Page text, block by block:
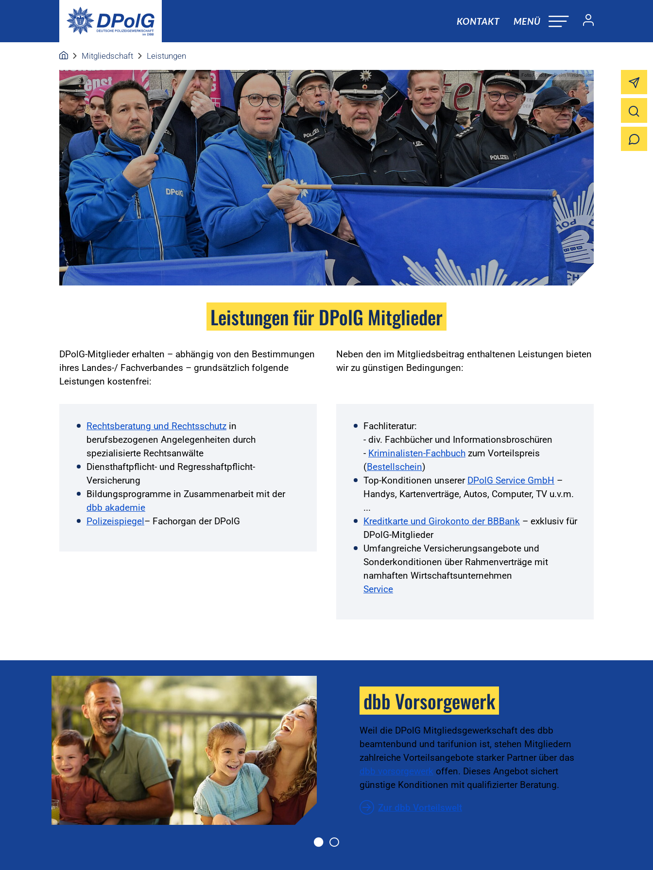
KONTAKT MENÜ
Mitgliedschaft Leistungen
Foto:Foto: Friedhelm Windmüller
Leistungen für DPolG Mitglieder
DPolG-Mitglieder erhalten – abhängig von den Bestimmungen
ihres Landes-/ Fachverbandes – grundsätzlich folgende
Leistungen kostenfrei:
Neben den im Mitgliedsbeitrag enthaltenen Leistungen bieten
wir zu günstigen Bedingungen:
Rechtsberatung und Rechtsschutz in
berufsbezogenen Angelegenheiten durch
spezialisierte Rechtsanwälte
Diensthaftpflicht- und Regresshaftpflicht-
Versicherung
Bildungsprogramme in Zusammenarbeit mit der
dbb akademie
Polizeispiegel– Fachorgan der DPolG
Fachliteratur:
- div. Fachbücher und Informationsbroschüren
- Kriminalisten-Fachbuch zum Vorteilspreis
(Bestellschein)
Top-Konditionen unserer DPolG Service GmbH –
Handys, Kartenverträge, Autos, Computer, TV u.v.m.
...
Kreditkarte und Girokonto der BBBank – exklusiv für
DPolG-Mitglieder
Umfangreiche Versicherungsangebote und
Sonderkonditionen über Rahmenverträge mit
namhaften Wirtschaftsunternehmen
Service
dbb Vorsorgewerk
Weil die DPolG Mitgliedsgewerkschaft des dbb
beamtenbund und tarifunion ist, stehen Mitgliedern
zahlreiche Vorteilsangebote starker Partner über das
dbb vorsorgewerk offen. Dieses Angebot sichert
günstige Konditionen mit qualifizierter Beratung.
Zur dbb Vorteilswelt